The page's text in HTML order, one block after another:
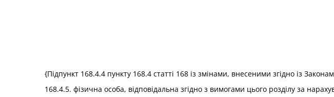
{Підпункт 168.4.4 пункту 168.4 статті 168 із змінами, внесеними згідно із
168.4.5. фізична особа, відповідальна згідно з вимогами цього розділу за